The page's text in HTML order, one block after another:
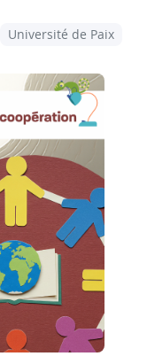
Université de Paix